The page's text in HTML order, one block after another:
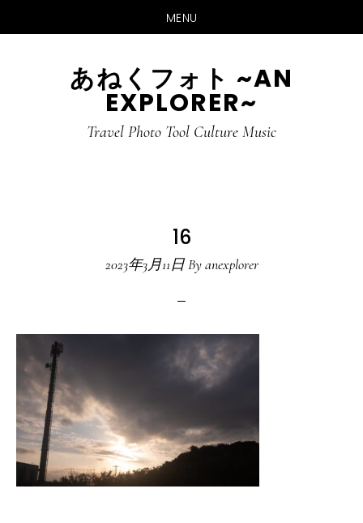
MENU
あねくフォト ~AN
EXPLORER~
Travel Photo Tool Culture Music
16
2023年3月11日Byanexplorer